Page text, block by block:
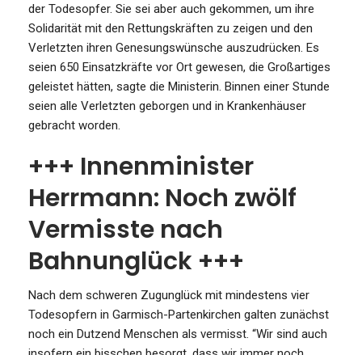
der Todesopfer. Sie sei aber auch gekommen, um ihre
Solidarität mit den Rettungskräften zu zeigen und den
Verletzten ihren Genesungswünsche auszudrücken. Es
seien 650 Einsatzkräfte vor Ort gewesen, die Großartiges
geleistet hätten, sagte die Ministerin. Binnen einer Stunde
seien alle Verletzten geborgen und in Krankenhäuser
gebracht worden.
+++ Innenminister
Herrmann: Noch zwölf
Vermisste nach
Bahnunglück +++
Nach dem schweren Zugunglück mit mindestens vier
Todesopfern in Garmisch-Partenkirchen galten zunächst
noch ein Dutzend Menschen als vermisst. “Wir sind auch